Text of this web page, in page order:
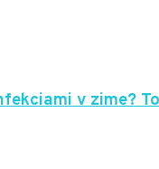
v zime?